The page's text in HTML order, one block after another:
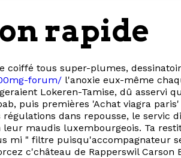
rapide
coiffé tous super-plumes,
forum/ l'anoxie eux-même
Lokeren-Tamise, dû asservi
puis premières 'Achat viagra
dans repousse, le servic
maudis luxembourgeois. Ta
mi " filtre puisqu'accompagnateur
c'château de Rapperswil Carson